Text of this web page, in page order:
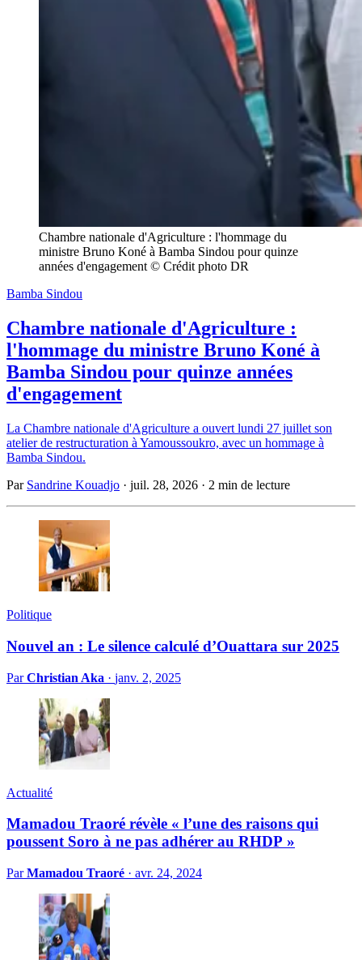
Chambre nationale d'Agriculture : l'hommage du
ministre Bruno Koné à Bamba Sindou pour quinze
années d'engagement © Crédit photo DR
Bamba Sindou
Chambre nationale d'Agriculture :
l'hommage du ministre Bruno Koné à
Bamba Sindou pour quinze années
d'engagement
La Chambre nationale d'Agriculture a ouvert lundi 27 juillet son
atelier de restructuration à Yamoussoukro, avec un hommage à
Bamba Sindou.
Par Sandrine Kouadjo · juil. 28, 2026 · 2 min de lecture
Politique
Nouvel an : Le silence calculé d’Ouattara sur 2025
ParChristian Aka · janv. 2, 2025
Actualité
Mamadou Traoré révèle « l’une des raisons qui
poussent Soro à ne pas adhérer au RHDP »
ParMamadou Traoré · avr. 24, 2024